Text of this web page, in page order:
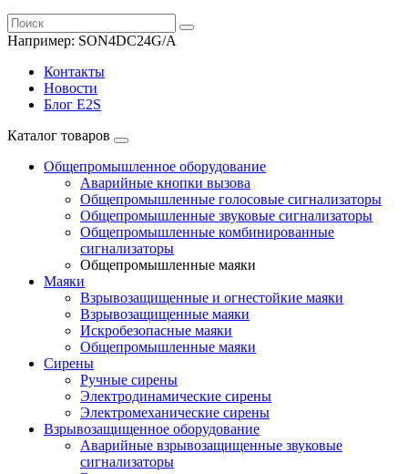
Например: SON4DC24G/A
Контакты
Новости
Блог E2S
Каталог товаров
Общепромышленное оборудование
Аварийные кнопки вызова
Общепромышленные голосовые сигнализаторы
Общепромышленные звуковые сигнализаторы
Общепромышленные комбинированные
сигнализаторы
Общепромышленные маяки
Маяки
Взрывозащищенные и огнестойкие маяки
Взрывозащищенные маяки
Искробезопасные маяки
Общепромышленные маяки
Сирены
Ручные сирены
Электродинамические сирены
Электромеханические сирены
Взрывозащищенное оборудование
Аварийные взрывозащищенные звуковые
сигнализаторы